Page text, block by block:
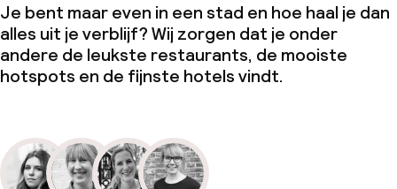
Je bent maar even in een stad en hoe haal je dan
alles uit je verblijf? Wij zorgen dat je onder
andere de leukste restaurants, de mooiste
hotspots en de fijnste hotels vindt.